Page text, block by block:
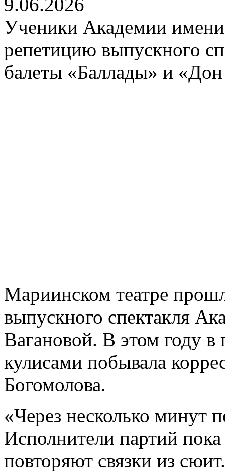
Ученики Академии имени
репетицию выпускного
балеты «Баллады» и
Мариинском театре
выпускного спектакля
Вагановой. В этом году в
кулисами побывала
Богомолова.
«Через несколько минут
Исполнители партий
повторяют связки из